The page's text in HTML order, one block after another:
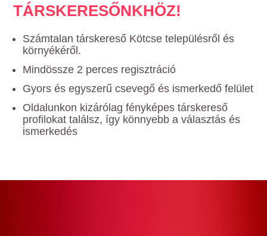
TÁRSKERESŐNKHÖZ!
Számtalan társkereső Kötcse településről és
környékéről.
Mindössze 2 perces regisztráció
Gyors és egyszerű csevegő és ismerkedő felület
Oldalunkon kizárólag fényképes társkereső
profilokat találsz, így könnyebb a választás és
ismerkedés